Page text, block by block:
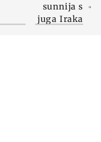
sunnija s
juga Iraka